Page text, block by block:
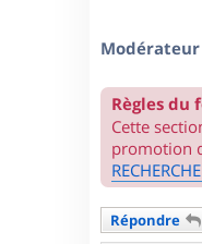
Modérateur
Règles du
Cette
promotion
Répondre